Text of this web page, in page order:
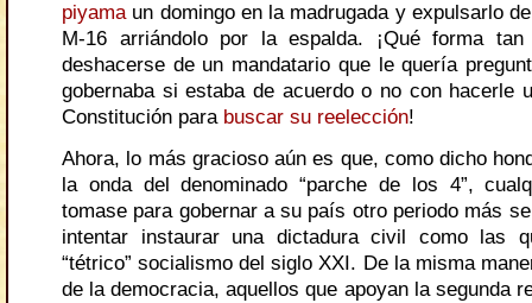
piyamaun domingo en la madrugada y expulsarlo
M-16 arriándolo por la espalda. ¡Qué forma tan
deshacerse de un mandatario que le quería
gobernaba si estaba de acuerdo o no con hacerle
Constitución para buscar su reelección!
Ahora, lo más gracioso aún es que, como dicho
la onda del denominado “parche de los 4”,
tomase para gobernar a su país otro periodo más
intentar instaurar una dictadura civil como las
“tétrico” socialismo del siglo XXI. De la misma
de la democracia, aquellos que apoyan la segunda